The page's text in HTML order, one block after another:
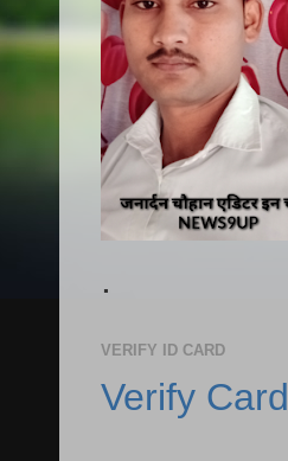
.
VERIFY ID CARD
Verify Card